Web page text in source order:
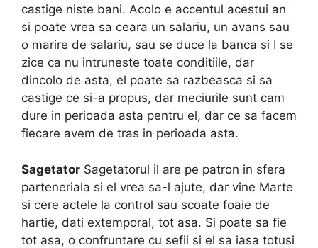
castige niste bani. Acolo e accentul acestui an
si poate vrea sa ceara un salariu, un avans sau
o marire de salariu, sau se duce la banca si I se
zice ca nu intruneste toate conditiile, dar
dincolo de asta, el poate sa razbeasca si sa
castige ce si-a propus, dar meciurile sunt cam
dure in perioada asta pentru el, dar ce sa facem
fiecare avem de tras in perioada asta.
Sagetator Sagetatorul il are pe patron in sfera
parteneriala si el vrea sa-l ajute, dar vine Marte
si cere actele la control sau scoate foaie de
hartie, dati extemporal, tot asa. Si poate sa fie
tot asa, o confruntare cu sefii si el sa iasa totusi